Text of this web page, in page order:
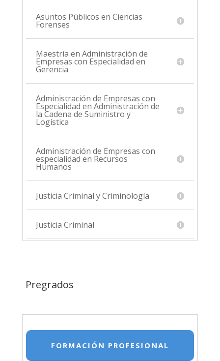
Asuntos Públicos en Ciencias
Forenses
Maestría en Administración de
Empresas con Especialidad en
Gerencia
Administración de Empresas con
Especialidad en Administración de
la Cadena de Suministro y
Logística
Administración de Empresas con
especialidad en Recursos
Humanos
Justicia Criminal y Criminología
Justicia Criminal
Pregrados
FORMACIÓN PROFESIONAL